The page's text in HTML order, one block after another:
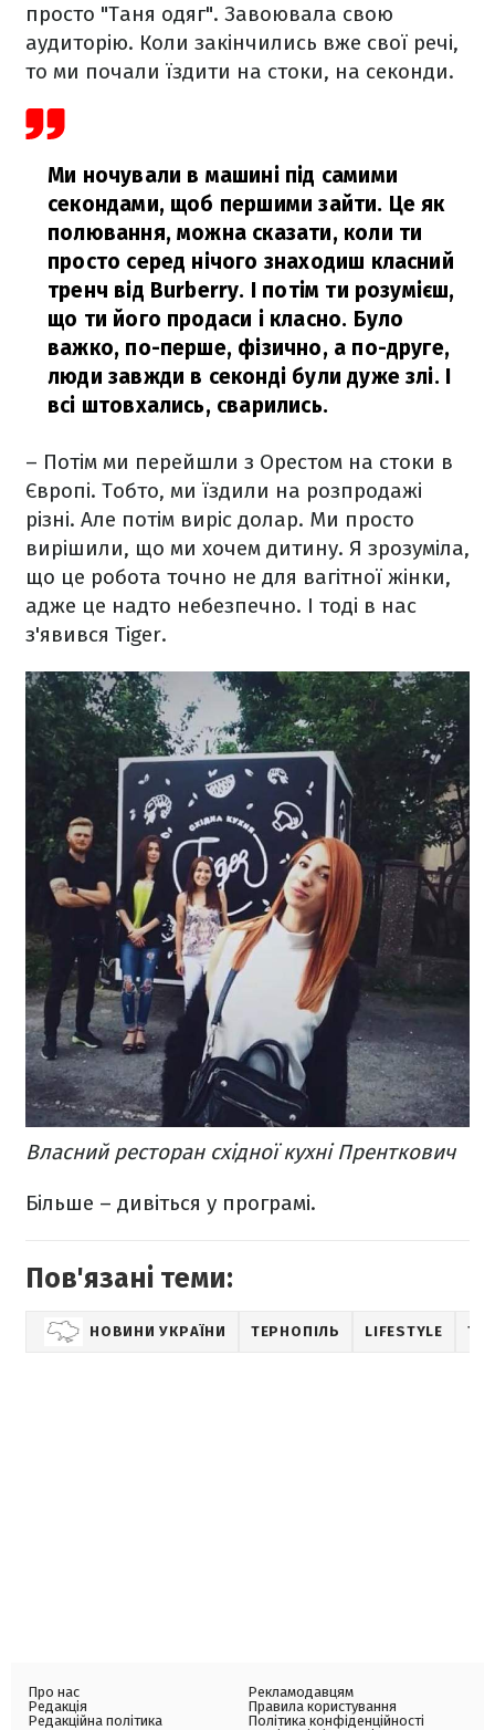
просто "Таня одяг". Завоювала свою
аудиторію. Коли закінчились вже свої речі,
то ми почали їздити на стоки, на секонди.
Ми ночували в машині під самими
секондами, щоб першими зайти. Це як
полювання, можна сказати, коли ти
просто серед нічого знаходиш класний
тренч від Burberry. І потім ти розумієш,
що ти його продаси і класно. Було
важко, по-перше, фізично, а по-друге,
люди завжди в секонді були дуже злі. І
всі штовхались, сварились.
– Потім ми перейшли з Орестом на стоки в
Європі. Тобто, ми їздили на розпродажі
різні. Але потім виріс долар. Ми просто
вирішили, що ми хочем дитину. Я зрозуміла,
що це робота точно не для вагітної жінки,
адже це надто небезпечно. І тоді в нас
з'явився Tiger.
Власний ресторан східної кухні Пренткович
Більше – дивіться у програмі.
Пов'язані теми:
НОВИНИ УКРАЇНИ ТЕРНОПІЛЬ LIFESTYLE
Про нас
Редакція
Редакційна політика
Рекламодавцям
Правила користування
Політика конфіденційності